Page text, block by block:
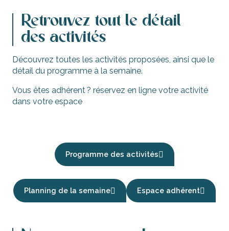
Retrouvez tout le détail
des activités
Découvrez toutes les activités proposées, ainsi que le
détail du programme à la semaine.
Vous êtes adhérent ? réservez en ligne votre activité
dans votre espace
Programme des activités
Planning de la semaine Espace adhérent